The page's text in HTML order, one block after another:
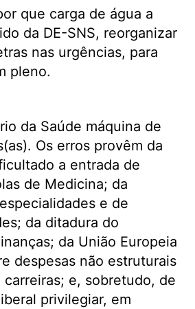
que carga de água a
da DE-SNS, reorganizar
nas urgências, para
pleno.
da Saúde máquina de
Os erros provêm da
a entrada de
de Medicina; da
e de
da ditadura do
da União Europeia
despesas não estruturais
carreiras; e, sobretudo, de
privilegiar, em